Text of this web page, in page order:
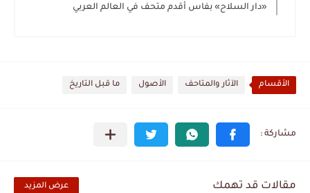
«دار السلاح» بفاس أقدم متحف في العالم العربي
الأقسام الآثار والمتاحف الأصول ما قبل التاريخ
مقالات قد تهمك عرض المزيد